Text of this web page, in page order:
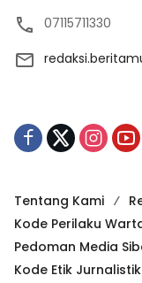
07115711330
Tentang Kami
Kode Perilaku
Pedoman Media
Kode Etik Jurnalistik